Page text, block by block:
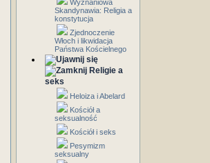
Wyznaniowa
Skandynawia: Religia a
konstytucja
Zjednoczenie
Włoch i likwidacja
Państwa Kościelnego
Religie a
seks
Heloiza i Abelard
Kościół a
seksualność
Kościół i seks
Pesymizm
seksualny